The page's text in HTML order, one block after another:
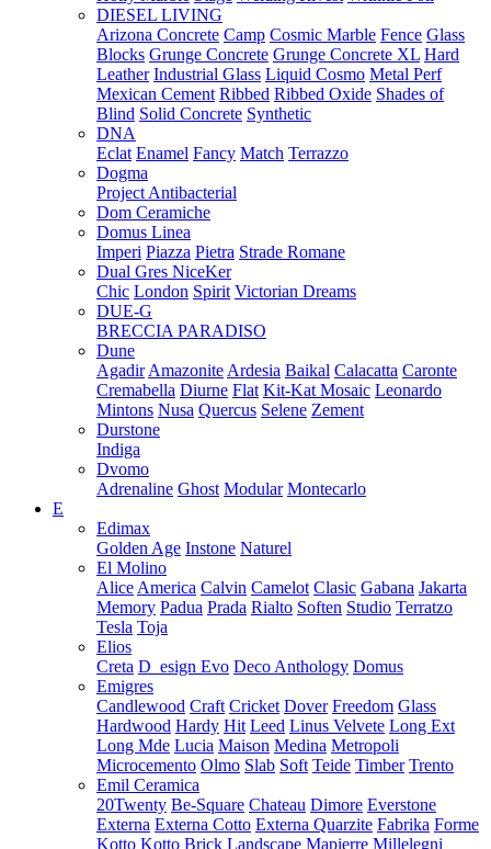
DIESEL LIVING
Arizona Concrete Camp Cosmic Marble Fence Glass
Blocks Grunge Concrete Grunge Concrete XL Hard
Leather Industrial Glass Liquid Cosmo Metal Perf
Mexican Cement Ribbed Ribbed Oxide Shades of
Blind Solid Concrete Synthetic
DNA
Eclat Enamel Fancy Match Terrazzo
Dogma
Project Antibacterial
Dom Ceramiche
Domus Linea
Imperi Piazza Pietra Strade Romane
Dual Gres NiceKer
Chic London Spirit Victorian Dreams
DUE-G
BRECCIA PARADISO
Dune
Agadir Amazonite Ardesia Baikal Calacatta Caronte
Cremabella Diurne Flat Kit-Kat Mosaic Leonardo
Mintons Nusa Quercus Selene Zement
Durstone
Indiga
Dvomo
Adrenaline Ghost Modular Montecarlo
E
Edimax
Golden Age Instone Naturel
El Molino
Alice America Calvin Camelot Clasic Gabana Jakarta
Memory Padua Prada Rialto Soften Studio Terratzo
Tesla Toja
Elios
Creta D_esign Evo Deco Anthology Domus
Emigres
Candlewood Craft Cricket Dover Freedom Glass
Hardwood Hardy Hit Leed Linus Velvete Long Ext
Long Mde Lucia Maison Medina Metropoli
Microcemento Olmo Slab Soft Teide Timber Trento
Emil Ceramica
20Twenty Be-Square Chateau Dimore Everstone
Externa Externa Cotto Externa Quarzite Fabrika Forme
Kotto Kotto Brick Landscape Mapierre Millelegni